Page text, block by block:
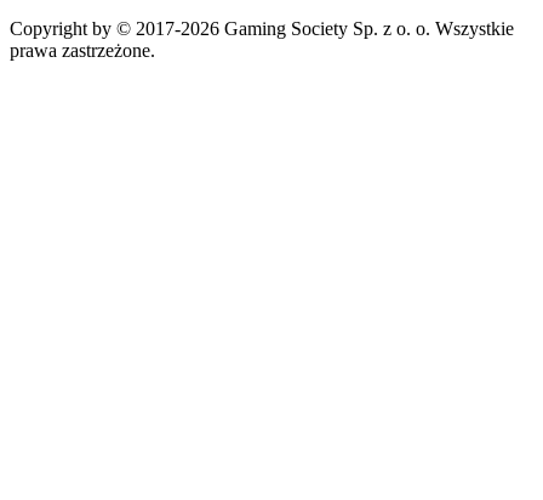
Copyright by © 2017-2026 Gaming Society Sp. z o. o. Wszystkie
prawa zastrzeżone.